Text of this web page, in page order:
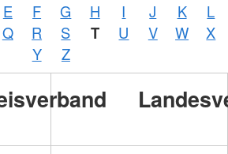
E F G H I J K
L
Q R S T U V W
X
Y
Z